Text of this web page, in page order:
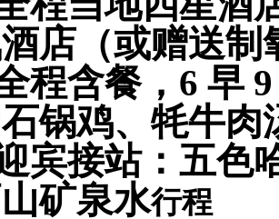
店（或赠送制
程含餐，6 早
锅鸡、牦牛肉
宾接站：五色
矿泉水行程